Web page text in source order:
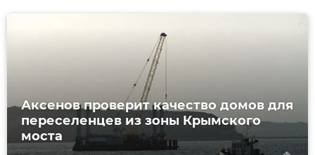
Аксенов проверит качество домов для
переселенцев из зоны Крымского
моста